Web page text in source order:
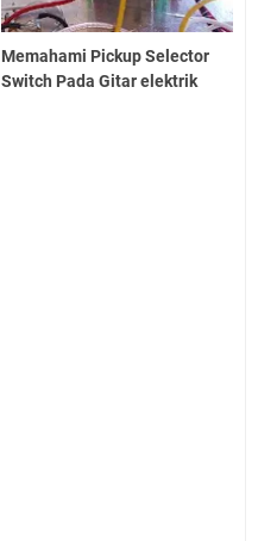
Memahami Pickup Selector
Switch Pada Gitar elektrik